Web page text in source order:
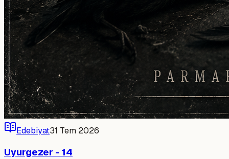
Edebiyat31 Tem 2026
Uyurgezer - 14